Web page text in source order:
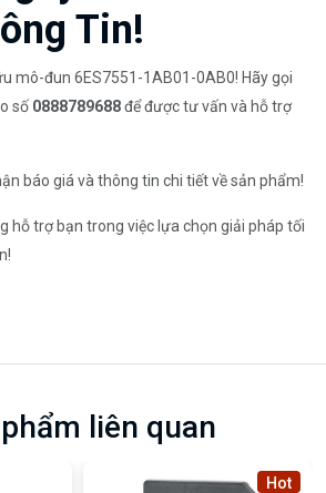
Tin!
mô-đun 6ES7551-1AB01-0AB0! Hãy gọi
số 0888789688để được tư vấn và hỗ trợ
báo giá và thông tin chi tiết về sản phẩm!
hỗ trợ bạn trong việc lựa chọn giải pháp tối
liên quan
Hot